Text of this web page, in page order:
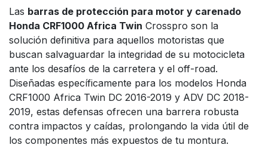
Las barras de protección para motor y carenado
Honda CRF1000 Africa Twin Crosspro son la
solución definitiva para aquellos motoristas que
buscan salvaguardar la integridad de su motocicleta
ante los desafíos de la carretera y el off-road.
Diseñadas específicamente para los modelos Honda
CRF1000 Africa Twin DC 2016-2019 y ADV DC 2018-
2019, estas defensas ofrecen una barrera robusta
contra impactos y caídas, prolongando la vida útil de
los componentes más expuestos de tu montura.